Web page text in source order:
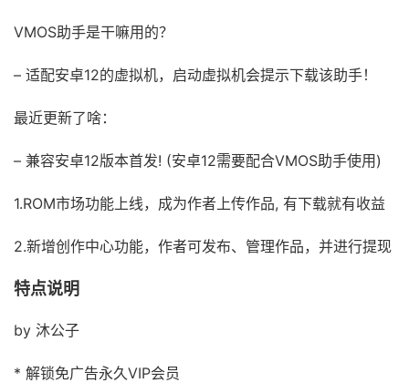
VMOS助手是干嘛用的？
– 适配安卓12的虚拟机，启动虚拟机会提示下载该助手！
最近更新了啥：
– 兼容安卓12版本首发! (安卓12需要配合VMOS助手使用)
1.ROM市场功能上线，成为作者上传作品, 有下载就有收益
2.新增创作中心功能，作者可发布、管理作品，并进行提现
特点说明
by 沐公子
* 解锁免广告永久VIP会员